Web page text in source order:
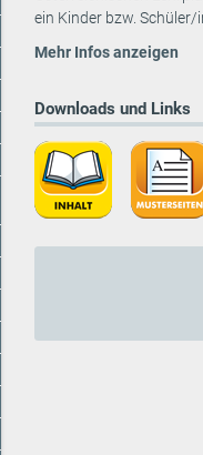
ein Kinder bzw. Schüler/
Mehr Infos anzeigen
Downloads und Links